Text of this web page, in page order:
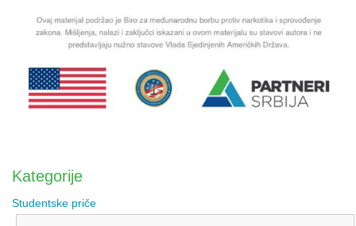
Kategorije
Studentske priče